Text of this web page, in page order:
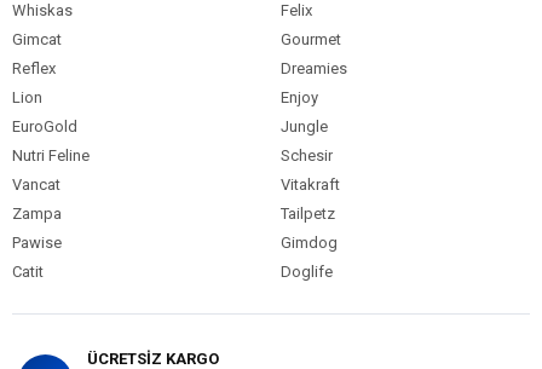
Whiskas
Felix
Gimcat
Gourmet
Reflex
Dreamies
Lion
Enjoy
EuroGold
Jungle
Nutri Feline
Schesir
Vancat
Vitakraft
Zampa
Tailpetz
Pawise
Gimdog
Catit
Doglife
ÜCRETSİZ KARGO